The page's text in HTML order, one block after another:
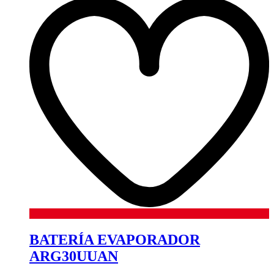
BATERÍA EVAPORADOR
ARG30UUAN